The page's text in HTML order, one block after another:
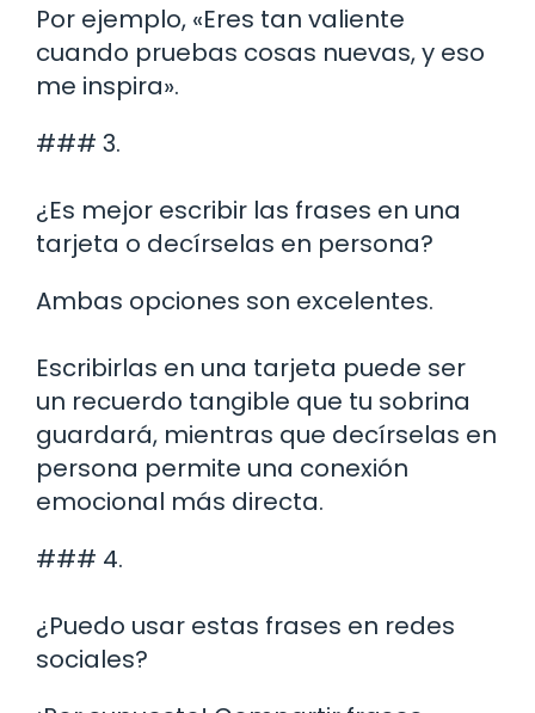
Por ejemplo, «Eres tan valiente
cuando pruebas cosas nuevas, y eso
me inspira».
### 3.
¿Es mejor escribir las frases en una
tarjeta o decírselas en persona?
Ambas opciones son excelentes.
Escribirlas en una tarjeta puede ser
un recuerdo tangible que tu sobrina
guardará, mientras que decírselas en
persona permite una conexión
emocional más directa.
### 4.
¿Puedo usar estas frases en redes
sociales?